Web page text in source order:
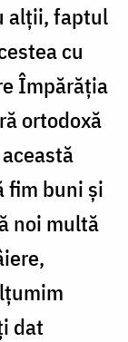
alţii, faptul
cu
Împărăţia
ortodoxă
fim buni şi
noi multă
dat